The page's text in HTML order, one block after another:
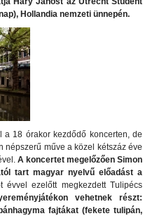
Hollandia nemzeti ünnepén.
a 18 órakor kezdődő koncerten, de
népszerű műve a közel kétszáz éve
A koncertet megelőzően Simon
tart magyar nyelvű előadást a
évvel ezelőtt megkezdett Tulipécs
vehetnek részt:
fajtákat (fekete tulipán,